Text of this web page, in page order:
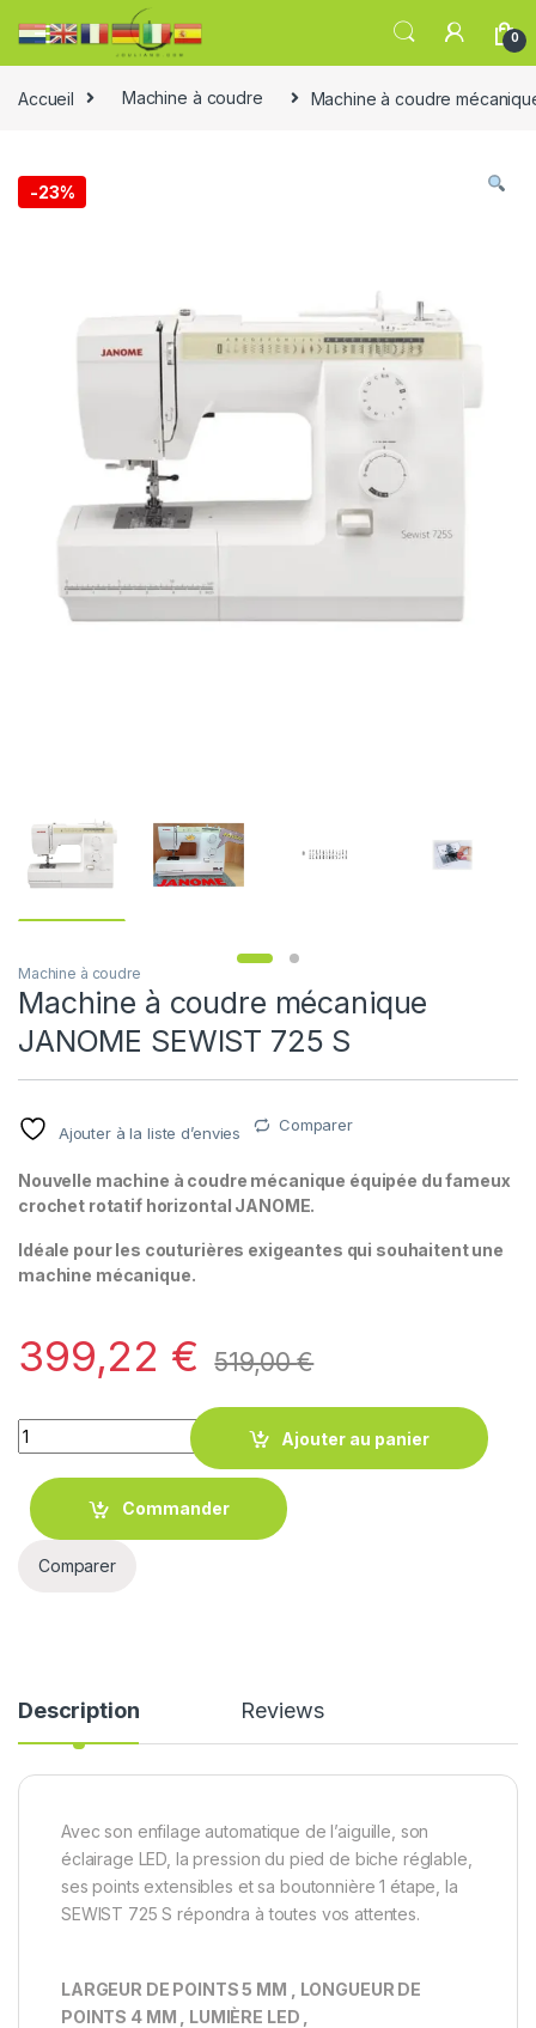
0
Accueil Machine à coudre Machine à coudre
-23%
Machine à coudre
Machine à coudre mécanique
JANOME SEWIST 725 S
Ajouter à la liste d’envies Comparer
Nouvelle machine à coudre mécanique équipée du fameux
crochet rotatif horizontal JANOME.
Idéale pour les couturières exigeantes qui souhaitent une
machine mécanique.
399,22 € 519,00€
Quantity
Ajouter au panier
Commander
Comparer
Description Reviews
Avec son enfilage automatique de l’aiguille, son
éclairage LED, la pression du pied de biche réglable,
ses points extensibles et sa boutonnière 1 étape, la
SEWIST 725 S répondra à toutes vos attentes.
LARGEUR DE POINTS 5 MM , LONGUEUR DE
POINTS 4 MM , LUMIÈRE LED ,